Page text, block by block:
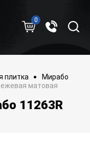
0
плитка
Мирабо
матовая
11263R